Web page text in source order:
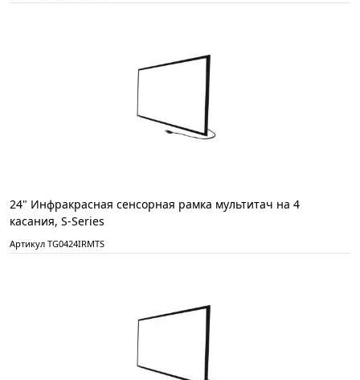
24" Инфракрасная сенсорная рамка мультитач на 4
касания, S-Series
Артикул TG0424IRMTS